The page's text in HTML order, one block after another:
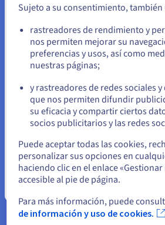
Elija dominios de nivel superior
... si desea un dominio con un
que la marca es global.
us.ovhcloud.com/
Inglés
Permanezca en el sitio web
Sujeto a su consentimiento,
rastreadores de rendimiento y
nos permiten mejorar su
preferencias y usos, así como
nuestras páginas;
y rastreadores de redes sociales
que nos permiten difundir
su eficacia y compartir ciertos
socios publicitarios y las redes
Puede aceptar todas las cookies,
personalizar sus opciones en
haciendo clic en el enlace
accesible al pie de página.
Para más información, puede
de información y uso de cookies.